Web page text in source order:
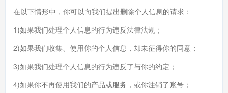
在以下情形中，你可以向我们提出删除个人信息的请求：
1)如果我们处理个人信息的行为违反法律法规；
2)如果我们收集、使用你的个人信息，却未征得你的同意；
3)如果我们处理个人信息的行为违反了与你的约定；
4)如果你不再使用我们的产品或服务，或你注销了账号；